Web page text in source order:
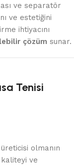
ve separatör
ve estetiğini
ihtiyacını
çözüm sunar.
Tenisi
olmanın
ve